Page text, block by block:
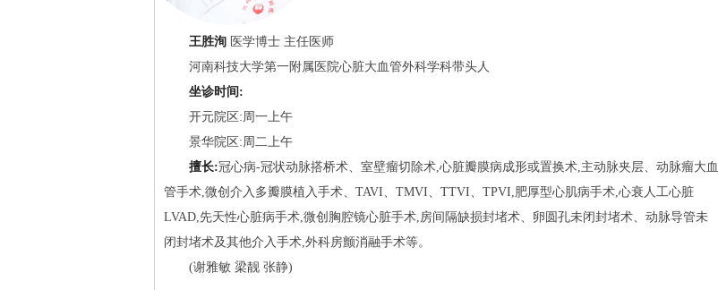
王胜洵 医学博士 主任医师
河南科技大学第一附属医院心脏大血管外科学科带头人
坐诊时间:
开元院区:周一上午
景华院区:周二上午
擅长:冠心病-冠状动脉搭桥术、室壁瘤切除术,心脏瓣膜病成形或置换术,主动脉夹层、动脉瘤大血
管手术,微创介入多瓣膜植入手术、TAVI、TMVI、TTVI、TPVI,肥厚型心肌病手术,心衰人工心脏
LVAD,先天性心脏病手术,微创胸腔镜心脏手术,房间隔缺损封堵术、卵圆孔未闭封堵术、动脉导管未
闭封堵术及其他介入手术,外科房颤消融手术等。
(谢雅敏 梁靓 张静)